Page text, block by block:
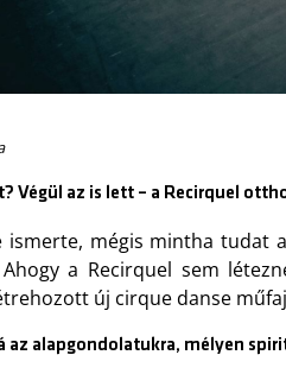
Végül az is lett – a Recirquel
mégis mintha
a Recirquel sem
új cirque danse
alapgondolatukra, mélyen